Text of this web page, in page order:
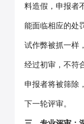
料造假，申报者
能面临相应的处
试作弊被抓一样
经过初审，不符
申报者将被筛除
下一轮评审。